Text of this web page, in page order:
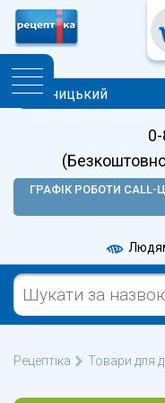
(Безкоштовно
ГРАФІК РОБОТИ CALL-
Рецептіка Товари для